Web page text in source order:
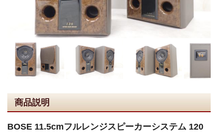
商品説明
BOSE 11.5cmフルレンジスピーカーシステム 120